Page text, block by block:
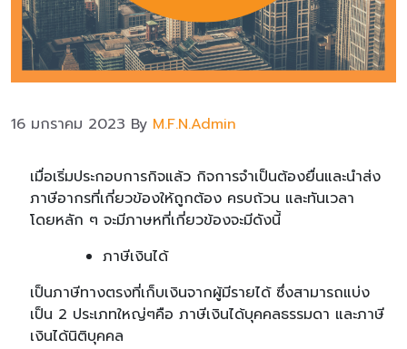
16 มกราคม 2023 By M.F.N.Admin
เมื่อเริ่มประกอบการกิจแล้ว กิจการจำเป็นต้องยื่นและนำส่ง
ภาษีอากรที่เกี่ยวข้องให้ถูกต้อง ครบถ้วน และทันเวลา
โดยหลัก ๆ จะมีภาษหที่เกี่ยวข้องจะมีดังนี้
ภาษีเงินได้
เป็นภาษีทางตรงที่เก็บเงินจากผู้มีรายได้ ซึ่งสามารถแบ่ง
เป็น 2 ประเภทใหญ่ๆคือภาษีเงินได้บุคคลธรรมดา และภาษี
เงินได้นิติบุคคล